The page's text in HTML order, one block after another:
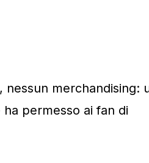
nessun merchandising:
permesso ai fan di